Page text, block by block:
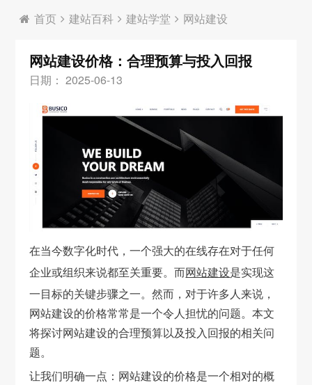
首页 建站百科 建站学堂 网站建设
网站建设价格：合理预算与投入回报
日期： 2025-06-13
在当今数字化时代，一个强大的在线存在对于任何
企业或组织来说都至关重要。而网站建设是实现这
一目标的关键步骤之一。然而，对于许多人来说，
网站建设的价格常常是一个令人担忧的问题。本文
将探讨网站建设的合理预算以及投入回报的相关问
题。
让我们明确一点：网站建设的价格是一个相对的概